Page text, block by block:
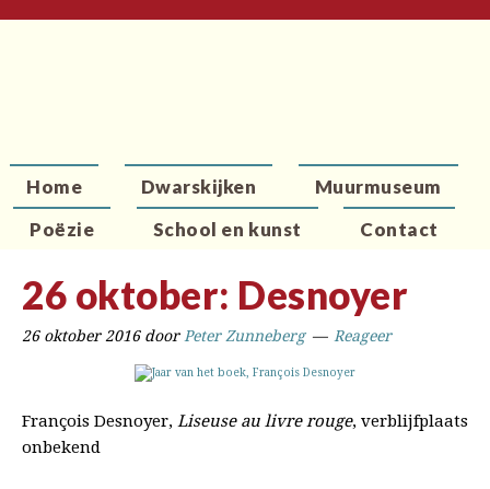
Home Dwarskijken
Muurmuseum
Poëzie
School en kunst Contact
26 oktober: Desnoyer
26 oktober 2016door Peter Zunneberg Reageer
François Desnoyer, Liseuse au livre rouge, verblijfplaats
onbekend